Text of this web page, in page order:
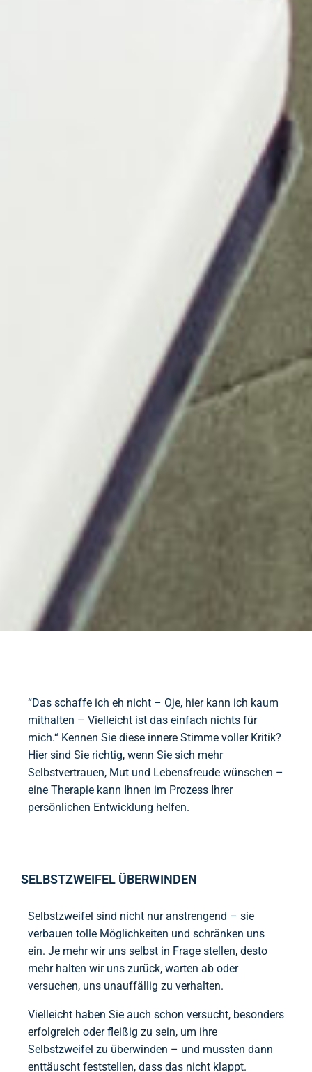
“Das schaffe ich eh nicht – Oje, hier kann ich kaum
mithalten – Vielleicht ist das einfach nichts für
mich.“ Kennen Sie diese innere Stimme voller Kritik?
Hier sind Sie richtig, wenn Sie sich mehr
Selbstvertrauen, Mut und Lebensfreude wünschen –
eine Therapie kann Ihnen im Prozess Ihrer
persönlichen Entwicklung helfen.
SELBSTZWEIFEL ÜBERWINDEN
Selbstzweifel sind nicht nur anstrengend – sie
verbauen tolle Möglichkeiten und schränken uns
ein. Je mehr wir uns selbst in Frage stellen, desto
mehr halten wir uns zurück, warten ab oder
versuchen, uns unauffällig zu verhalten.
Vielleicht haben Sie auch schon versucht, besonders
erfolgreich oder fleißig zu sein, um ihre
Selbstzweifel zu überwinden – und mussten dann
enttäuscht feststellen, dass das nicht klappt.